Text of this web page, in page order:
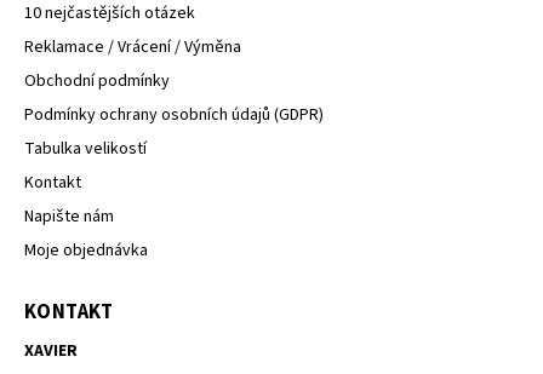
10 nejčastějších otázek
Reklamace / Vrácení / Výměna
Obchodní podmínky
Podmínky ochrany osobních údajů (GDPR)
Tabulka velikostí
Kontakt
Napište nám
Moje objednávka
KONTAKT
XAVIER